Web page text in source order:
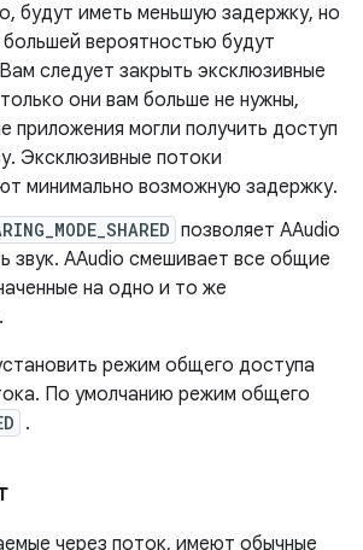
будут иметь меньшую задержку, но
вероятностью будут
следует закрыть эксклюзивные
они вам больше не нужны,
приложения могли получить доступ
Эксклюзивные потоки
минимально возможную задержку.
позволяет AAudio
звук. AAudio смешивает все общие
на одно и то же
режим общего доступа
По умолчанию режим общего
.
через поток, имеют обычные